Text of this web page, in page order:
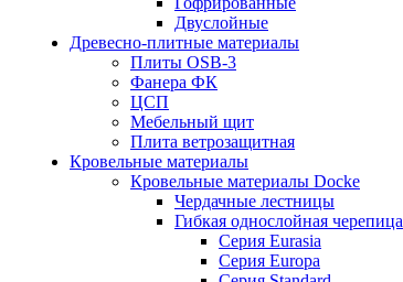
Двуслойные
Древесно-плитные материалы
Плиты OSB-3
Фанера ФК
ЦСП
Мебельный щит
Плита ветрозащитная
Кровельные материалы
Кровельные материалы Docke
Чердачные лестницы
Гибкая однослойная черепица
Серия Eurasia
Серия Europa